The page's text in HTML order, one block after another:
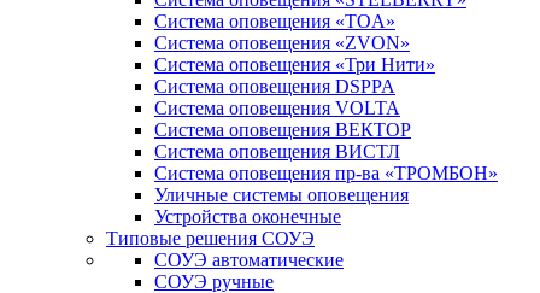
Система оповещения «TOA»
Система оповещения «ZVON»
Система оповещения «Три Нити»
Система оповещения DSPPA
Система оповещения VOLTA
Система оповещения ВЕКТОР
Система оповещения ВИСТЛ
Система оповещения пр-ва «ТРОМБОН»
Уличные системы оповещения
Устройства оконечные
Типовые решения СОУЭ
СОУЭ автоматические
СОУЭ ручные